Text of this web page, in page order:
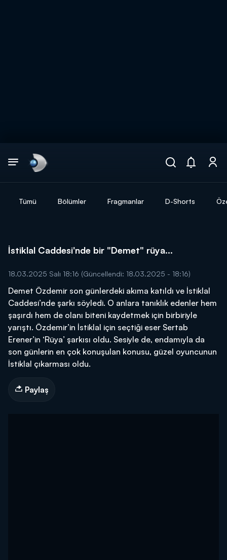
Tümü Bölümler Fragmanlar D-Shorts
İstiklal Caddesi'nde bir "Demet" rüya...
18.03.2025 Salı 18:16 (Güncellendi: 18.03.2025 - 18:16)
Demet Özdemir son günlerdeki akıma katıldı ve İstiklal
Caddesi’nde şarkı söyledi. O anlara tanıklık edenler hem
şaşırdı hem de olanı biteni kaydetmek için birbiriyle
yarıştı. Özdemir’in İstiklal için seçtiği eser Sertab
Erener’in ‘Rüya’ şarkısı oldu. Sesiyle de, endamıyla da
son günlerin en çok konuşulan konusu, güzel oyuncunun
İstiklal çıkarması oldu.
Paylaş